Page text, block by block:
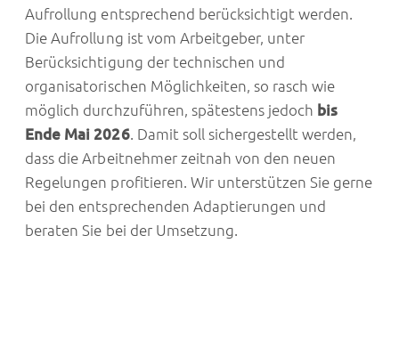
Aufrollung entsprechend berücksichtigt werden.
Die Aufrollung ist vom Arbeitgeber, unter
Berücksichtigung der technischen und
organisatorischen Möglichkeiten, so rasch wie
möglich durchzuführen, spätestens jedoch bis
Ende Mai 2026. Damit soll sichergestellt werden,
dass die Arbeitnehmer zeitnah von den neuen
Regelungen profitieren. Wir unterstützen Sie gerne
bei den entsprechenden Adaptierungen und
beraten Sie bei der Umsetzung.